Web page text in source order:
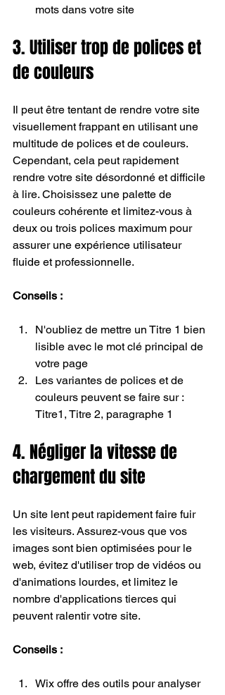
mots dans votre site
3. Utiliser trop de polices et
de couleurs
Il peut être tentant de rendre votre site
visuellement frappant en utilisant une
multitude de polices et de couleurs.
Cependant, cela peut rapidement
rendre votre site désordonné et difficile
à lire. Choisissez une palette de
couleurs cohérente et limitez-vous à
deux ou trois polices maximum pour
assurer une expérience utilisateur
fluide et professionnelle.
Conseils :
N'oubliez de mettre un Titre 1 bien
lisible avec le mot clé principal de
votre page
Les variantes de polices et de
couleurs peuvent se faire sur :
Titre1, Titre 2, paragraphe 1
4. Négliger la vitesse de
chargement du site
Un site lent peut rapidement faire fuir
les visiteurs. Assurez-vous que vos
images sont bien optimisées pour le
web, évitez d'utiliser trop de vidéos ou
d'animations lourdes, et limitez le
nombre d'applications tierces qui
peuvent ralentir votre site.
Conseils :
Wix offre des outils pour analyser